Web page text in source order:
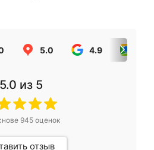
5.0 4.9
5.0 из 5
945оценок
отзыв